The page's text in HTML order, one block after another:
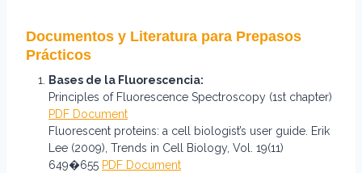
Documentos y Literatura para Prepasos
Prácticos
Bases de la Fluorescencia:
Principles of Fluorescence Spectroscopy (1st chapter)
PDF Document
Fluorescent proteins: a cell biologist’s user guide. Erik
Lee (2009), Trends in Cell Biology, Vol. 19(11)
649�655 PDF Document